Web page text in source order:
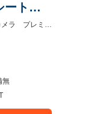
ト・
ーター新車注文出来ます！ご希望のカラー、オプション等お声がけくださいませ！登録済み未使用車 マルチビューカメラ プレミアムライン専用シート・内装 ブラインドスポットモニター
無